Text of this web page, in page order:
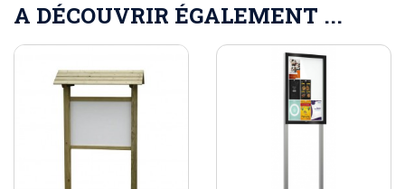
A DÉCOUVRIR ÉGALEMENT ...